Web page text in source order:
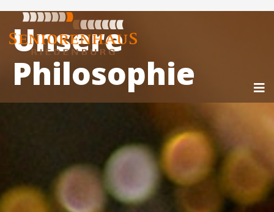
Unsere
Philosophie